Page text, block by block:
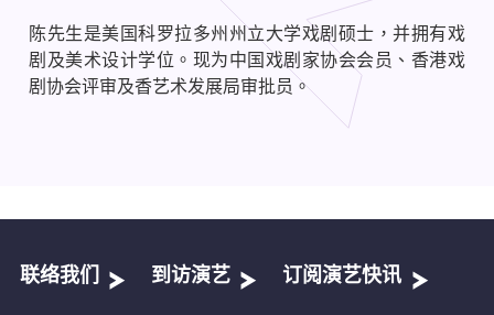
陈先生是美国科罗拉多州州立大学戏剧硕士，并拥有戏
剧及美术设计学位。现为中国戏剧家协会会员、香港戏
剧协会评审及香艺术发展局审批员。
联络我们 到访演艺 订阅演艺快讯